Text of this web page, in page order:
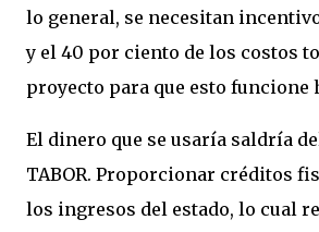
lo general, se necesitan
y el 40 por ciento de los costos
proyecto para que esto funcione
El dinero que se usaría saldría
TABOR. Proporcionar créditos
los ingresos del estado, lo cual